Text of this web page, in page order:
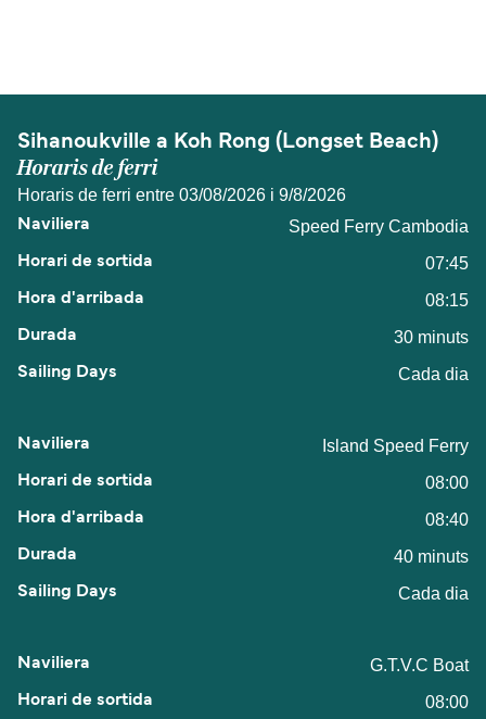
Sihanoukville a Koh Rong (Longset Beach)
Horaris de ferri
Horaris de ferri entre 03/08/2026 i 9/8/2026
Speed Ferry Cambodia
07:45
08:15
30 minuts
Cada dia
Island Speed Ferry
08:00
08:40
40 minuts
Cada dia
G.T.V.C Boat
08:00